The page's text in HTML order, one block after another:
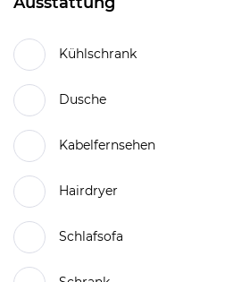
Kühlschrank
Dusche
Kabelfernsehen
Hairdryer
Schlafsofa